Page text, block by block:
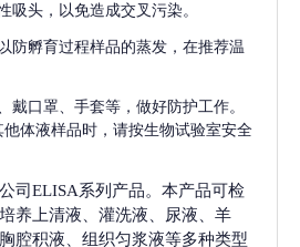
吸头，以免造成交叉污染。
防孵育过程样品的蒸发，在推荐温
戴口罩、手套等，做好防护工作。
体液样品时，请按生物试验室安全
司ELISA系列产品。本产品可检
养上清液、灌洗液、尿液、羊
腔积液、组织匀浆液等多种类型